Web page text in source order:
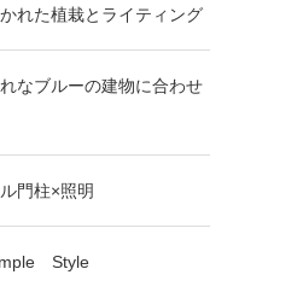
れた植栽とライティング
なブルーの建物に合わせ
門柱×照明
Style